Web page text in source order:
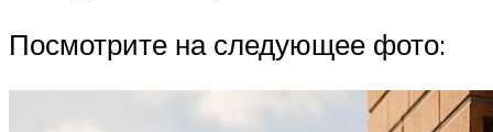
Посмотрите на следующее фото: